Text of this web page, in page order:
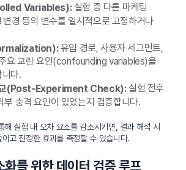
Variables):실험 중 다른 마케팅
경 등의 변수를 일시적으로 고정하거나
유입 경로, 사용자 세그먼트,
요 교란 요인(confounding variables)을
다.
교(Post-Experiment Check):실험 전후
부 충격 요인이 있었는지 검증합니다.
해 실험 내 오차 요소를 감소시키면, 결과 해석 시
고 진정한 효과를 측정할 수 있습니다.
를 위한 데이터 검증 루프